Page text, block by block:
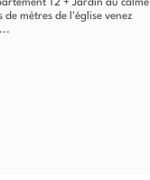
T2 + Jardin au calme
mètres de l'église venez